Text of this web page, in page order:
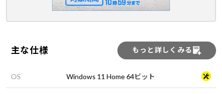
主な仕様 もっと詳しくみる
OS Windows 11 Home 64ビット